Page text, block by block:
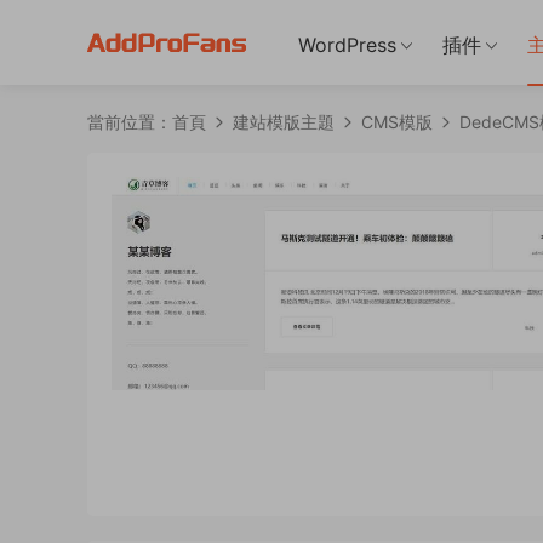
WordPress 插件
當前位置： 首頁 建站模版主題 CMS模版 DedeCMS